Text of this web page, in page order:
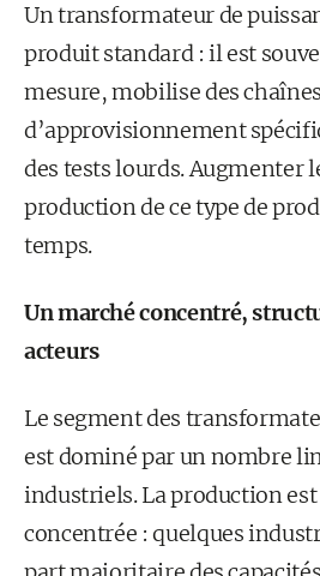
Un transformateur de
produit standard : il est
mesure, mobilise des chaînes
d’approvisionnement
des tests lourds. Augmenter
production de ce type de
temps.
Un marché concentré,
acteurs
Le segment des
est dominé par un nombre
industriels. La production
concentrée : quelques